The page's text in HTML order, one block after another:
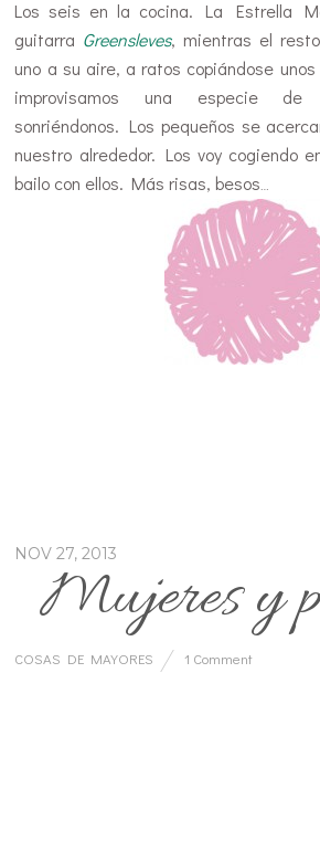
Los seis en la cocina. La Estrella
guitarra Greensleves, mientras el
uno a su aire, a ratos copiándose
improvisamos una especie de
sonriéndonos. Los pequeños se
nuestro alrededor. Los voy cogiendo
bailo con ellos. Más risas, besos
NOV 27, 2013
Mujeres y
COSAS DE MAYORES 1 Comment